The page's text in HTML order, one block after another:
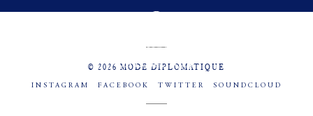
© 2026 MODE DIPLOMATIQUE
INSTAGRAM FACEBOOK TWITTER SOUNDCLOUD